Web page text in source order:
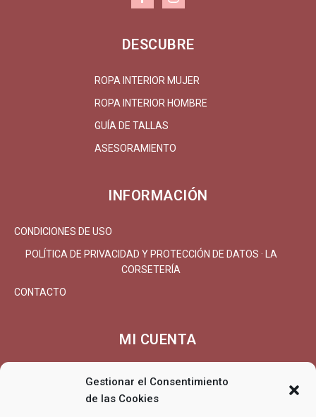
Gestionar el Consentimiento
de las Cookies
DESCUBRE
ROPA INTERIOR MUJER
ROPA INTERIOR HOMBRE
GUÍA DE TALLAS
ASESORAMIENTO
INFORMACIÓN
CONDICIONES DE USO
POLÍTICA DE PRIVACIDAD Y PROTECCIÓN DE DATOS · LA
CORSETERÍA
CONTACTO
MI CUENTA
MI CUENTA/REGISTRARSE
CARRITO